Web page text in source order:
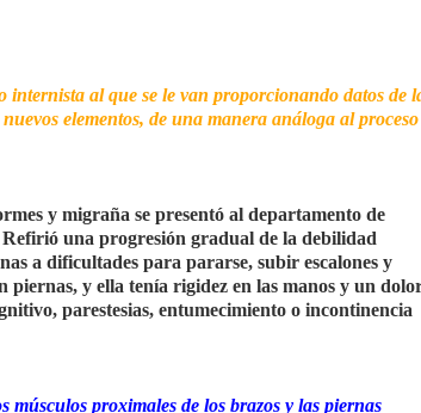
internista al que se le van proporcionando datos de
elementos, de una manera análoga al proceso
y migraña se presentó al departamento de
una progresión gradual de la debilidad
a dificultades para pararse, subir escalones y
piernas, y ella tenía rigidez en las manos y un
parestesias, entumecimiento o incontinencia
proximales de los brazos y las piernas